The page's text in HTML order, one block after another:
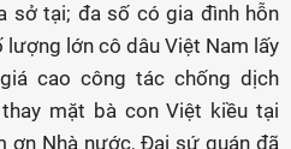
sở tại; đa số có gia đình hỗn
lượng lớn cô dâu Việt Nam lấy
cao công tác chống dịch
thay mặt bà con Việt kiều tại
ơn Nhà nước, Đại sứ quán đã